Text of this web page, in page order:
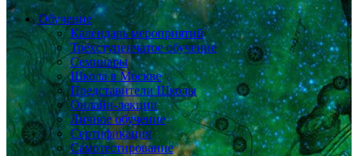
Обучение
Календарь мероприятий
Трёхступенчатое обучение
Семинары
Школа в Москве
Представители Школы
Онлайн-лекции
Личное обучение
Сертификация
Самотестирование